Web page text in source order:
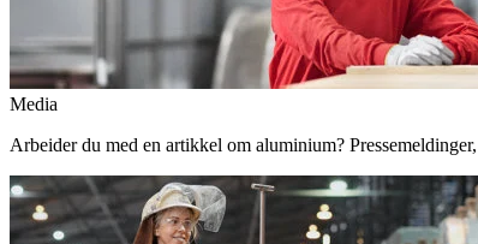
Media
Arbeider du med en artikkel om aluminium?